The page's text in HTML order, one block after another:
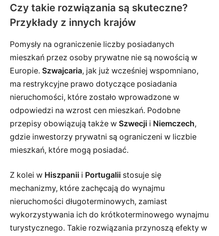
Czy takie rozwiązania są skuteczne?
Przykłady z innych krajów
Pomysły na ograniczenie liczby posiadanych
mieszkań przez osoby prywatne nie są nowością w
Europie. Szwajcaria, jak już wcześniej wspomniano,
ma restrykcyjne prawo dotyczące posiadania
nieruchomości, które zostało wprowadzone w
odpowiedzi na wzrost cen mieszkań. Podobne
przepisy obowiązują także w Szwecji i Niemczech,
gdzie inwestorzy prywatni są ograniczeni w liczbie
mieszkań, które mogą posiadać.
Z kolei w Hiszpanii i Portugalii stosuje się
mechanizmy, które zachęcają do wynajmu
nieruchomości długoterminowych, zamiast
wykorzystywania ich do krótkoterminowego wynajmu
turystycznego. Takie rozwiązania przynoszą efekty w